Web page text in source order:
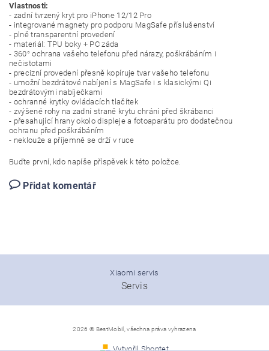
Vlastnosti:
- zadní tvrzený kryt pro iPhone 12/12 Pro
- integrované magnety pro podporu MagSafe příslušenství
- plně transparentní provedení
- materiál: TPU boky + PC záda
- 360° ochrana vašeho telefonu před nárazy, poškrábáním i
nečistotami
- precizní provedení přesně kopíruje tvar vašeho telefonu
- umožní bezdrátové nabíjení s MagSafe i s klasickými Qi
bezdrátovými nabíječkami
- ochranné krytky ovládacích tlačítek
- zvýšené rohy na zadní straně krytu chrání před škrábanci
- přesahující hrany okolo displeje a fotoaparátu pro dodatečnou
ochranu před poškrábáním
- neklouže a příjemně se drží v ruce
Buďte první, kdo napíše příspěvek k této položce.
Přidat komentář
Xiaomi servis
Servis
2026 © BestMobil, všechna práva vyhrazena
Vytvořil Shoptet